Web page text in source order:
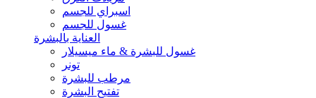
اسبراي للجسم
غسول للجسم
العناية بالبشرة
غسول للبشرة & ماء ميسيلار
تونر
مرطب للبشرة
تفتيح البشرة